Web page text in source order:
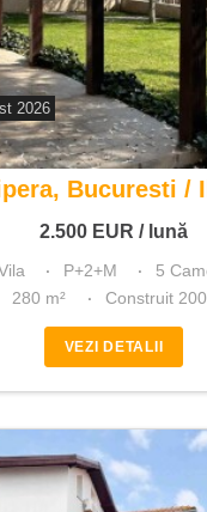
2026
inchiriat vila 5
Bucuresti /
2.500 EUR / lună
P+2+M
5
280 m²
Construit
VEZI DETALII